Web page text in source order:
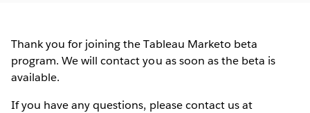
Thank you for joining the Tableau Marketo beta
program. We will contact you as soon as the beta is
available.
If you have any questions, please contact us at